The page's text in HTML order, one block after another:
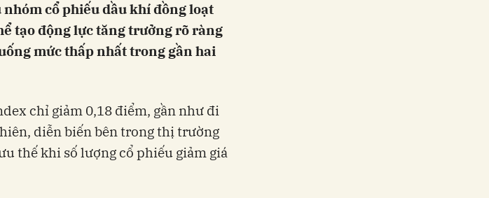
cổ phiếu dầu khí đồng loạt
tạo động lực tăng trưởng rõ ràng
mức thấp nhất trong gần hai
chỉ giảm 0,18 điểm, gần như đi
diễn biến bên trong thị trường
thế khi số lượng cổ phiếu giảm giá